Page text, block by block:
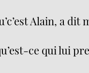
Alain, a dit
ce qui lui